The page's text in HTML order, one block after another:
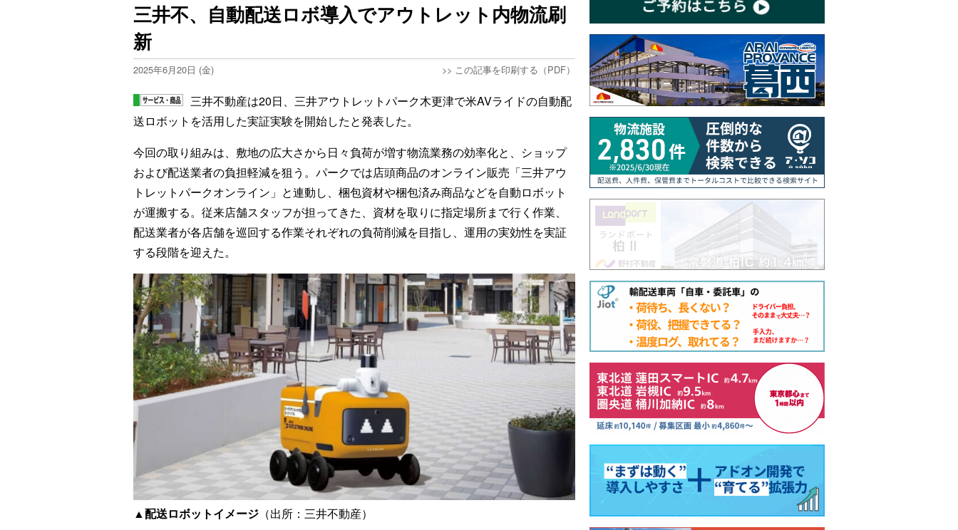
三井不、自動配送ロボ導入でアウトレット内物流刷
新
2025年6月20日 (金) >> この記事を印刷する（PDF）
三井不動産は20日、三井アウトレットパーク木更津で米AVライドの自動配
送ロボットを活用した実証実験を開始したと発表した。
今回の取り組みは、敷地の広大さから日々負荷が増す物流業務の効率化と、ショップ
および配送業者の負担軽減を狙う。パークでは店頭商品のオンライン販売「三井アウ
トレットパークオンライン」と連動し、梱包資材や梱包済み商品などを自動ロボット
が運搬する。従来店舗スタッフが担ってきた、資材を取りに指定場所まで行く作業、
配送業者が各店舗を巡回する作業それぞれの負荷削減を目指し、運用の実効性を実証
する段階を迎えた。
▲配送ロボットイメージ （出所：三井不動産）